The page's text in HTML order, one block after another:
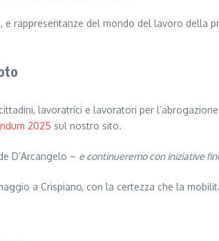
e rappresentanze del mondo del lavoro della
lavoratrici e lavoratori per
2025 sul nostro sito.
D’Arcangelo – e continueremo con iniziative
a Crispiano, con la certezza che la